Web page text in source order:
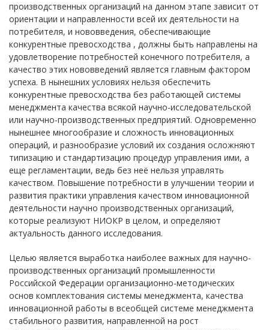
производственных организаций на данном этапе зависит от
ориентации и направленности всей их деятельности на
потребителя, и нововведения, обеспечивающие
конкурентные превосходства , должны быть направлены на
удовлетворение потребностей конечного потребителя, а
качество этих нововведений является главным фактором
успеха. В нынешних условиях нельзя обеспечить
конкурентные превосходства без работающей системы
менеджмента качества всякой научно-исследовательской
или научно-производственных предприятий. Одновременно
нынешнее многообразие и сложность инновационных
операций, и разнообразие условий их создания осложняют
типизацию и стандартизацию процедур управления ими, а
еще регламентации, ведь без неё нельзя управлять
качеством. Повышение потребности в улучшении теории и
развития практики управления качеством инновационной
деятельности научно производственных организаций,
которые реализуют НИОКР в целом, и определяют
актуальность данного исследования.
Целью является выработка наиболее важных для научно-
производственных организаций промышленности
Российской Федерации организационно-методических
основ комплектования системы менеджмента, качества
инновационной работы в всеобщей системе менеджмента
стабильного развития, направленной на рост